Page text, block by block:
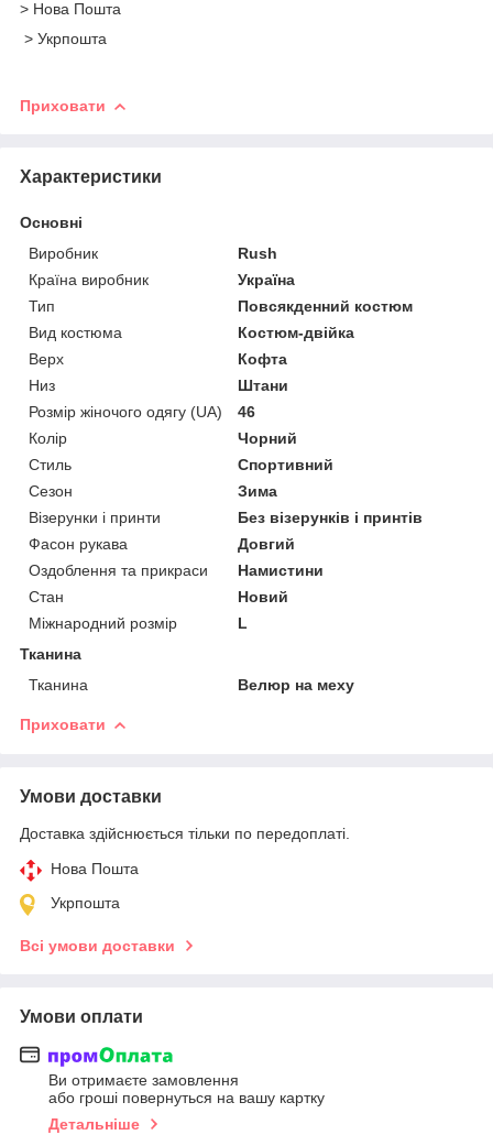
> Нова Пошта
> Укрпошта
Приховати
Характеристики
Основні
Виробник
Rush
Країна виробник
Україна
Тип
Повсякденний костюм
Вид костюма
Костюм-двійка
Верх
Кофта
Низ
Штани
Розмір жіночого одягу (UA)
46
Колір
Чорний
Стиль
Спортивний
Сезон
Зима
Візерунки і принти
Без візерунків і принтів
Фасон рукава
Довгий
Оздоблення та прикраси
Намистини
Стан
Новий
Міжнародний розмір
L
Тканина
Тканина
Велюр на меху
Приховати
Умови доставки
Доставка здійснюється тільки по передоплаті.
Нова Пошта
Укрпошта
Всі умови доставки
Умови оплати
Ви отримаєте замовлення
або гроші повернуться на вашу картку
Детальніше